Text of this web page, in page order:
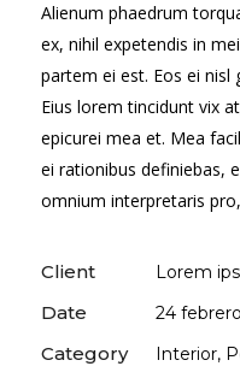
Alienum phaedrum
ex, nihil expetendis in
partem ei est. Eos ei nisl
Eius lorem tincidunt vix
epicurei mea et. Mea
ei rationibus definiebas,
omnium interpretaris
Client Lorem
Date 24
Category Interior,